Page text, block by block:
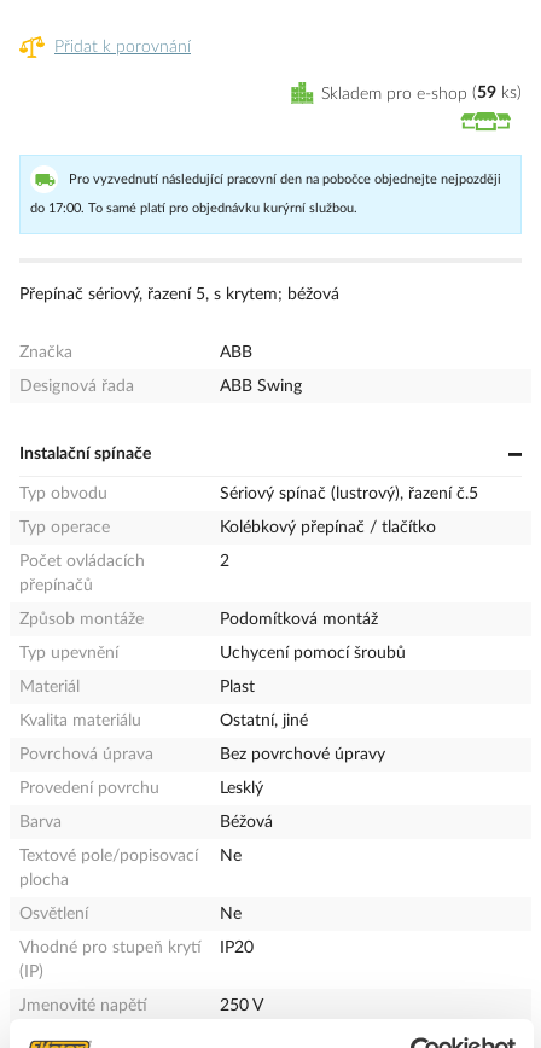
Přidat k porovnání
Skladem pro e-shop 59 ks
Pro vyzvednutí následující pracovní den na pobočce objednejte nejpozději
do 17:00. To samé platí pro objednávku kurýrní službou.
Přepínač sériový, řazení 5, s krytem; béžová
Značka
ABB
Designová řada
ABB Swing
Instalační spínače
Typ obvodu
Sériový spínač (lustrový), řazení č.5
Typ operace
Kolébkový přepínač / tlačítko
Počet ovládacích
přepínačů
2
Způsob montáže
Podomítková montáž
Typ upevnění
Uchycení pomocí šroubů
Materiál
Plast
Kvalita materiálu
Ostatní, jiné
Povrchová úprava
Bez povrchové úpravy
Provedení povrchu
Lesklý
Barva
Béžová
Textové pole/popisovací
plocha
Ne
Osvětlení
Ne
Vhodné pro stupeň krytí
(IP)
IP20
Jmenovité napětí
250 V
Jmenovitý proud